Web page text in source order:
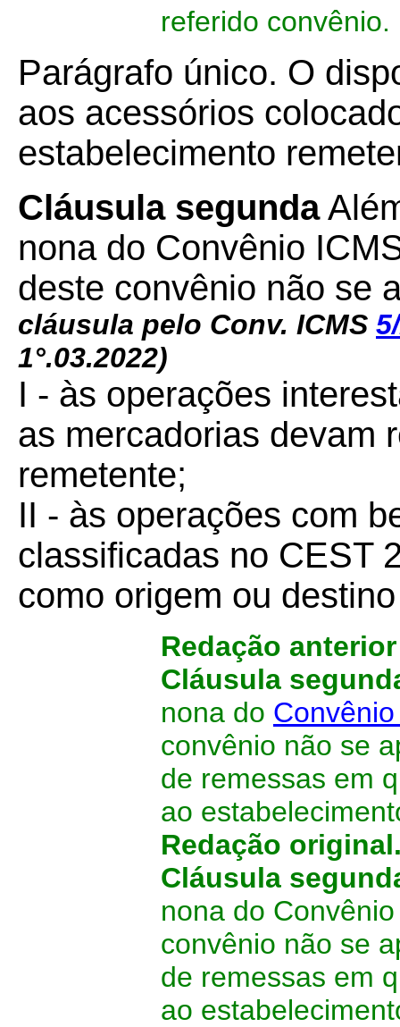
referido convênio.
Parágrafo único. O
aos acessórios
estabelecimento
Cláusula segunda
nona do Convênio
deste convênio não se
cláusula pelo Conv. ICMS
1°.03.2022)
I - às operações
as mercadorias devam
remetente;
II - às operações com
classificadas no CEST
como origem ou
Redação
Cláusula
nona do
convênio não se
de remessas em
ao
Redação
Cláusula
nona do
convênio não se
de remessas em
ao